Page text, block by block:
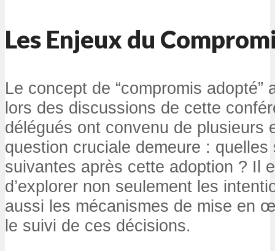
Les Enjeux du
Le concept de “compromis adopté”
lors des discussions de cette
délégués ont convenu de plusieurs
question cruciale demeure :
suivantes après cette adoption ? Il
d’explorer non seulement les
aussi les mécanismes de mise en
le suivi de ces décisions.